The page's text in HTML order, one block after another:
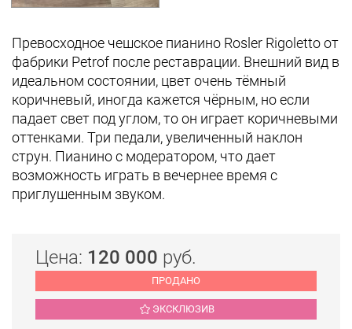
Превосходное чешское пианино Rosler Rigoletto от
фабрики Petrof после реставрации. Внешний вид в
идеальном состоянии, цвет очень тёмный
коричневый, иногда кажется чёрным, но если
падает свет под углом, то он играет коричневыми
оттенками. Три педали, увеличенный наклон
струн. Пианино с модератором, что дает
возможность играть в вечернее время с
приглушенным звуком.
Цена: 120 000 руб.
ПРОДАНО
ЭКСКЛЮЗИВ